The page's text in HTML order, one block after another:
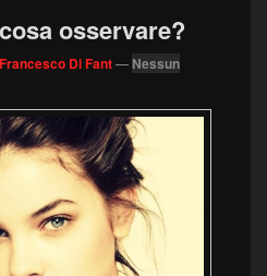
osservare?
Francesco Di Fant— Nessun